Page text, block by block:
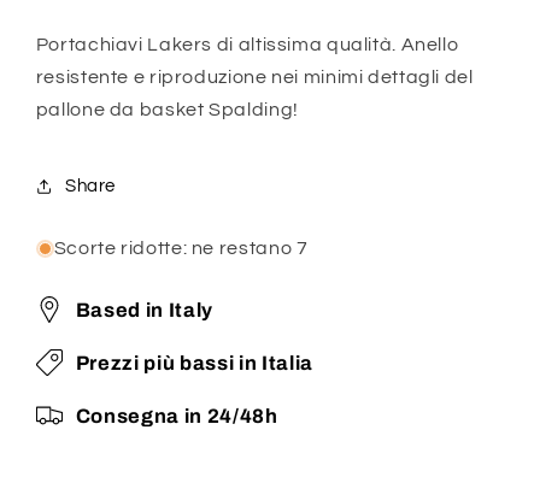
Portachiavi Lakers di altissima qualità. Anello
resistente e riproduzione nei minimi dettagli del
pallone da basket Spalding!
Share
Scorte ridotte: ne restano 7
Based in Italy
Prezzi più bassi in Italia
Consegna in 24/48h